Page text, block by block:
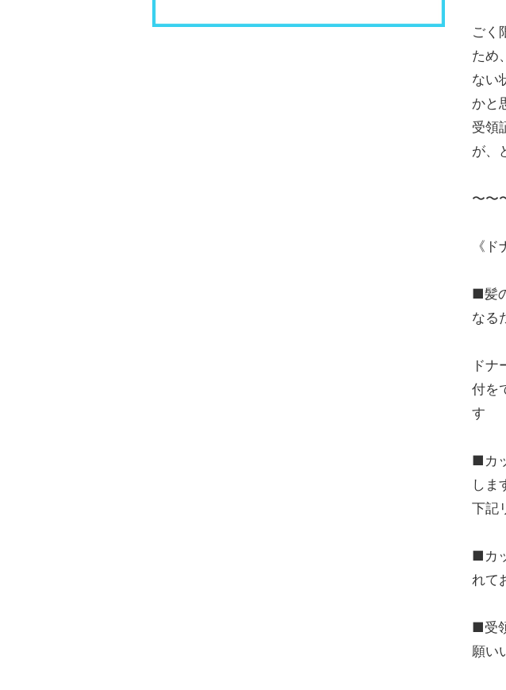
ごく
ため
ない
かと
受領
が、
〜〜
《
■髪
なる
ド
付を
す
■カ
しま
下記
■カ
れて
■受
願い